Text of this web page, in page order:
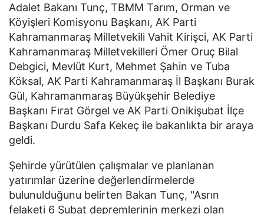
Adalet Bakanı Tunç, TBMM Tarım, Orman ve
Köyişleri Komisyonu Başkanı, AK Parti
Kahramanmaraş Milletvekili Vahit Kirişci, AK Parti
Kahramanmaraş Milletvekilleri Ömer Oruç Bilal
Debgici, Mevlüt Kurt, Mehmet Şahin ve Tuba
Köksal, AK Parti Kahramanmaraş İl Başkanı Burak
Gül, Kahramanmaraş Büyükşehir Belediye
Başkanı Fırat Görgel ve AK Parti Onikişubat İlçe
Başkanı Durdu Safa Kekeç ile bakanlıkta bir araya
geldi.
Şehirde yürütülen çalışmalar ve planlanan
yatırımlar üzerine değerlendirmelerde
bulunulduğunu belirten Bakan Tunç, "Asrın
felaketi 6 Şubat depremlerinin merkezi olan